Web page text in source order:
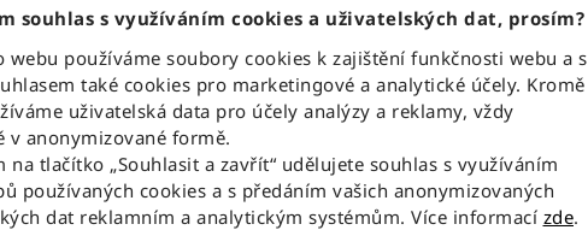
souhlas s využíváním cookies a uživatelských dat, prosím?
webu používáme soubory cookies k zajištění funkčnosti webu a s
také cookies pro marketingové a analytické účely. Kromě
uživatelská data pro účely analýzy a reklamy, vždy
v anonymizované formě.
na tlačítko „Souhlasit a zavřít“ udělujete souhlas s využíváním
používaných cookies a s předáním vašich anonymizovaných
dat reklamním a analytickým systémům. Více informací zde.
Související produkty